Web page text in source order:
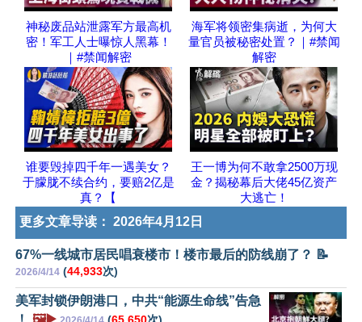
神秘废品站泄露军方最高机
密！军工人士曝惊人黑幕！
｜#禁闻解密
海军将领密集病逝，为何大
量官员被秘密处置？｜#禁闻
解密
谁要毁掉四千年一遇美女？
于朦胧不续合约，要赔2亿是
真？【
王一博为何不敢拿2500万现
金？揭秘幕后大佬45亿资产
大逃亡！
更多文章导读： 2026年4月12日
67%一线城市居民唱衰楼市！楼市最后的防线崩了？ 📝
2026/4/14 (44,933次)
美军封锁伊朗港口，中共“能源生命线”告急